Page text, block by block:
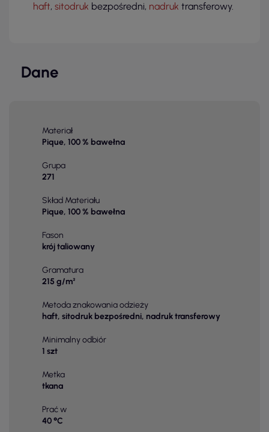
haft, sitodruk bezpośredni, nadruk transferowy.
Dane
Materiał
Pique, 100 % bawełna
Grupa
271
Skład Materiału
Pique, 100 % bawełna
Fason
krój taliowany
Gramatura
215 g/m²
Metoda znakowania odzieży
haft, sitodruk bezpośredni, nadruk transferowy
Minimalny odbiór
1 szt
Metka
tkana
Prać w
40 °C